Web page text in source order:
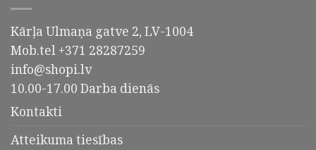
Kārļa Ulmaņa gatve 2, LV-1004
Mob.tel +371 28287259
info@shopi.lv
10.00-17.00 Darba dienās
Kontakti
Atteikuma tiesības